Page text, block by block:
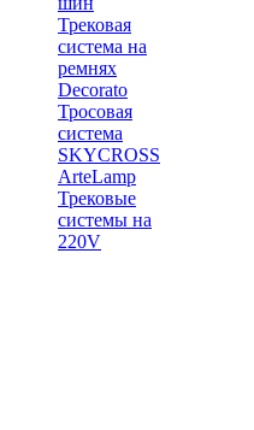
Трековая
система на
ремнях
Decorato
Тросовая
система
SKYCROSS
ArteLamp
Трековые
системы на
220V